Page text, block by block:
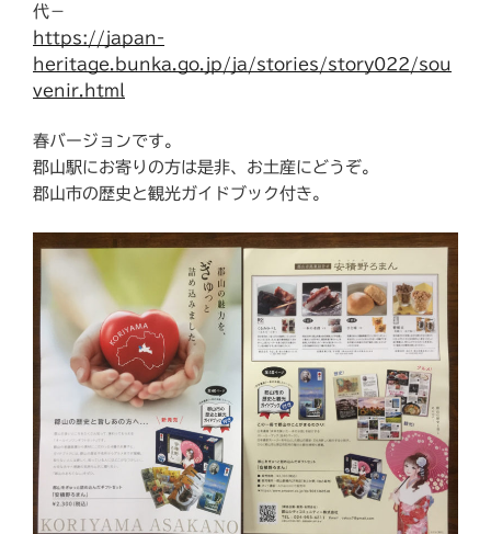
代－
https://japan-
heritage.bunka.go.jp/ja/stories/story022/sou
venir.html
春バージョンです。
郡山駅にお寄りの方は是非、お土産にどうぞ。
郡山市の歴史と観光ガイドブック付き。